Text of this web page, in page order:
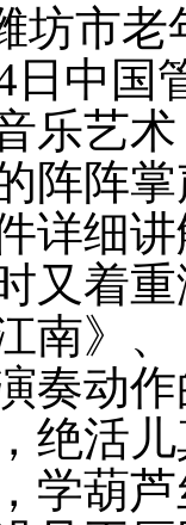
坊市
日中国
乐艺
阵阵
详细
又着
南》
奏动
绝活
学葫